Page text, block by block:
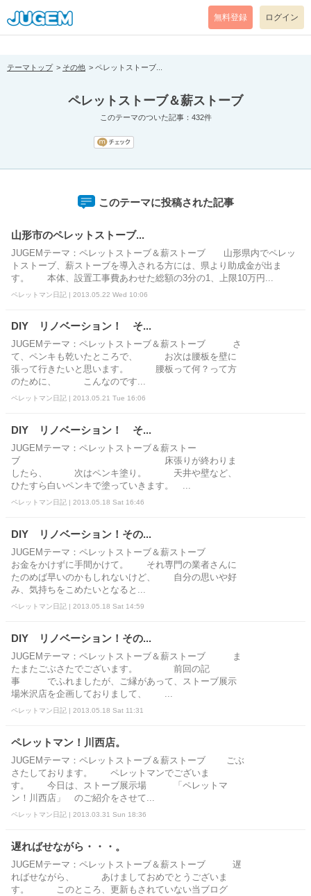
[pear_error: message="Success" code=0 mode=return level=notice
prefix="" info=""]DB Error: no database selected
無料登録 ログイン
テーマトップ その他 ペレットストーブ...
ペレットストーブ＆薪ストーブ
このテーマのついた記事：432件
このテーマに投稿された記事
山形市のペレットストーブ...
JUGEMテーマ：ペレットストーブ＆薪ストーブ 山形県内でペレッ
トストーブ、薪ストーブを導入される方には、県より助成金が出ま
す。 本体、設置工事費あわせた総額の3分の1、上限10万円...
ペレットマン日記 | 2013.05.22 Wed 10:06
DIY リノベーション！ そ...
JUGEMテーマ：ペレットストーブ＆薪ストーブ さ
て、ペンキも乾いたところで、 お次は腰板を壁に
張って行きたいと思います。 腰板って何？って方
のために、 こんなのです...
ペレットマン日記 | 2013.05.21 Tue 16:06
DIY リノベーション！ そ...
JUGEMテーマ：ペレットストーブ＆薪ストー
ブ 床張りが終わりま
したら、 次はペンキ塗り。 天井や壁など、
ひたすら白いペンキで塗っていきます。 ...
ペレットマン日記 | 2013.05.18 Sat 16:46
DIY リノベーション！その...
JUGEMテーマ：ペレットストーブ＆薪ストーブ
お金をかけずに手間かけて。 それ専門の業者さんに
たのめば早いのかもしれないけど、 自分の思いや好
み、気持ちをこめたいとなると...
ペレットマン日記 | 2013.05.18 Sat 14:59
DIY リノベーション！その...
JUGEMテーマ：ペレットストーブ＆薪ストーブ ま
たまたごぶさたでございます。 前回の記
事 でふれましたが、ご縁があって、ストーブ展示
場米沢店を企画しておりまして、 ...
ペレットマン日記 | 2013.05.18 Sat 11:31
ペレットマン！川西店。
JUGEMテーマ：ペレットストーブ＆薪ストーブ ごぶ
さたしております。 ペレットマンでございま
す。 今日は、ストーブ展示場 「ペレットマ
ン！川西店」 のご紹介をさせて...
ペレットマン日記 | 2013.03.31 Sun 18:36
遅ればせながら・・・。
JUGEMテーマ：ペレットストーブ＆薪ストーブ 遅
ればせながら、 あけましておめでとうございま
す。 このところ、更新もされていない当ブログ